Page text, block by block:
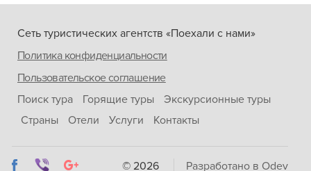
Сеть туристических агентств «Поехали с нами»
Политика конфиденциальности
Пользовательское соглашение
Поиск тура
Горящие туры
Экскурсионные туры
Страны
Отели Услуги Контакты
© 2026 Разработано в Odev